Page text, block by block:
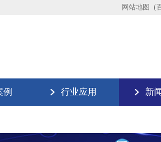
网站地图 （
例 行业应用 新